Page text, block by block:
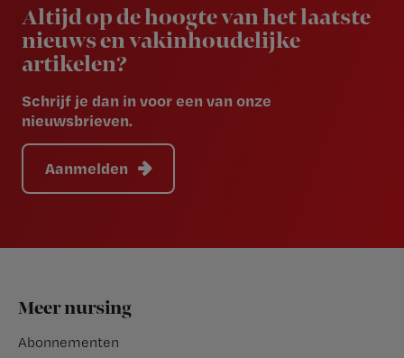
Altijd op de hoogte van het laatste
nieuws en vakinhoudelijke
artikelen?
Schrijf je dan in voor een van onze
nieuwsbrieven.
Aanmelden
Footer
Meer nursing
Abonnementen